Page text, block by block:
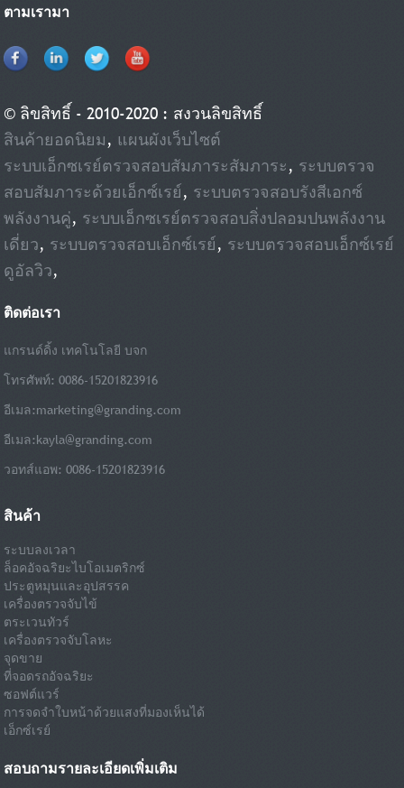
ตามเรามา
© ลิขสิทธิ์ - 2010-2020 : สงวนลิขสิทธิ์
สินค้ายอดนิยม, แผนผังเว็บไซต์
ระบบเอ็กซเรย์ตรวจสอบสัมภาระสัมภาระ, ระบบตรวจ
สอบสัมภาระด้วยเอ็กซ์เรย์, ระบบตรวจสอบรังสีเอกซ์
พลังงานคู่, ระบบเอ็กซเรย์ตรวจสอบสิ่งปลอมปนพลังงาน
เดี่ยว, ระบบตรวจสอบเอ็กซ์เรย์, ระบบตรวจสอบเอ็กซ์เรย์
ดูอัลวิว,
ติดต่อเรา
แกรนด์ดิ้ง เทคโนโลยี บจก
โทรศัพท์: 0086-15201823916
อีเมล:marketing@granding.com
อีเมล:kayla@granding.com
วอทส์แอพ: 0086-15201823916
สินค้า
ระบบลงเวลา
ล็อคอัจฉริยะไบโอเมตริกซ์
ประตูหมุนและอุปสรรค
เครื่องตรวจจับไข้
ตระเวนทัวร์
เครื่องตรวจจับโลหะ
จุดขาย
ที่จอดรถอัจฉริยะ
ซอฟต์แวร์
การจดจำใบหน้าด้วยแสงที่มองเห็นได้
เอ็กซ์เรย์
สอบถามรายละเอียดเพิ่มเติม